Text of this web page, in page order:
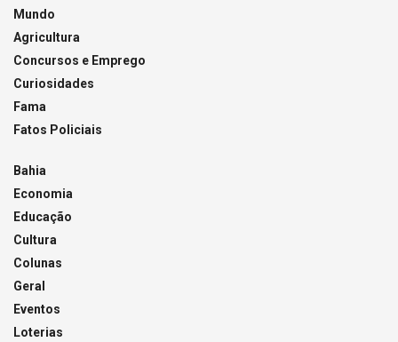
Mundo
Agricultura
Concursos e Emprego
Curiosidades
Fama
Fatos Policiais
Bahia
Economia
Educação
Cultura
Colunas
Geral
Eventos
Loterias